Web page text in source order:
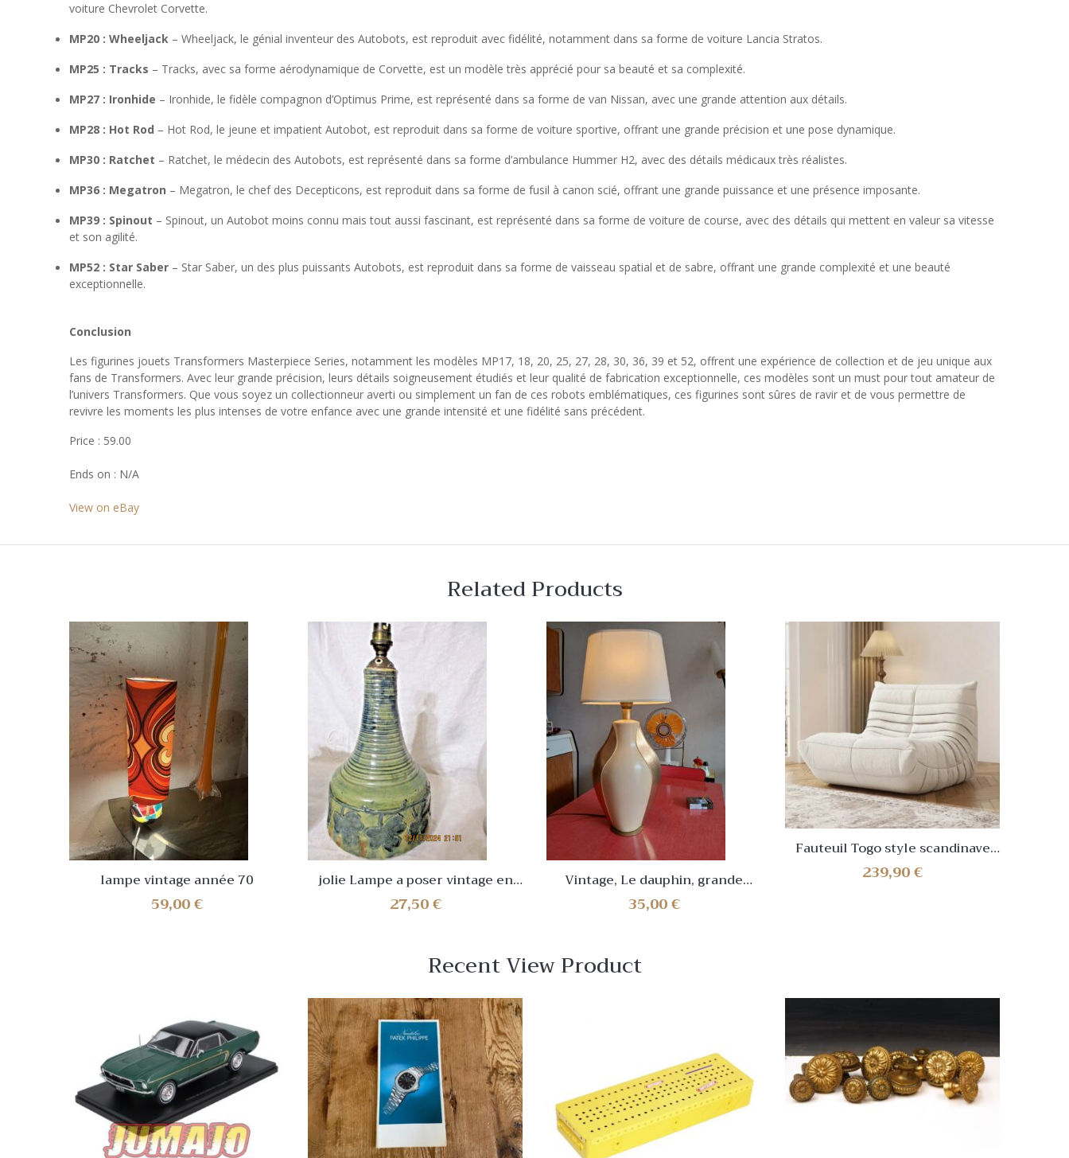
voiture Chevrolet Corvette.
MP20 : Wheeljack – Wheeljack, le génial inventeur des Autobots, est reproduit avec fidélité, notamment dans sa forme de voiture Lancia Stratos.
MP25 : Tracks – Tracks, avec sa forme aérodynamique de Corvette, est un modèle très apprécié pour sa beauté et sa complexité.
MP27 : Ironhide – Ironhide, le fidèle compagnon d’Optimus Prime, est représenté dans sa forme de van Nissan, avec une grande attention aux détails.
MP28 : Hot Rod – Hot Rod, le jeune et impatient Autobot, est reproduit dans sa forme de voiture sportive, offrant une grande précision et une pose dynamique.
MP30 : Ratchet – Ratchet, le médecin des Autobots, est représenté dans sa forme d’ambulance Hummer H2, avec des détails médicaux très réalistes.
MP36 : Megatron – Megatron, le chef des Decepticons, est reproduit dans sa forme de fusil à canon scié, offrant une grande puissance et une présence imposante.
MP39 : Spinout – Spinout, un Autobot moins connu mais tout aussi fascinant, est représenté dans sa forme de voiture de course, avec des détails qui mettent en valeur sa vitesse
et son agilité.
MP52 : Star Saber – Star Saber, un des plus puissants Autobots, est reproduit dans sa forme de vaisseau spatial et de sabre, offrant une grande complexité et une beauté
exceptionnelle.
Conclusion
Les figurines jouets Transformers Masterpiece Series, notamment les modèles MP17, 18, 20, 25, 27, 28, 30, 36, 39 et 52, offrent une expérience de collection et de jeu unique aux
fans de Transformers. Avec leur grande précision, leurs détails soigneusement étudiés et leur qualité de fabrication exceptionnelle, ces modèles sont un must pour tout amateur de
l’univers Transformers. Que vous soyez un collectionneur averti ou simplement un fan de ces robots emblématiques, ces figurines sont sûres de ravir et de vous permettre de
revivre les moments les plus intenses de votre enfance avec une grande intensité et une fidélité sans précédent.
Price : 59.00
Ends on : N/A
View on eBay
Related Products
lampe vintage année 70
59,00€
jolie Lampe a poser vintage en
céramique vernissé Acolay autre
? 1950/60
27,50€
Vintage, Le dauphin, grande
lampe fin 60 début 70, vraiment
belle, top
35,00€
Fauteuil Togo style scandinave
vintage – Blanc – NEUF✅
239,90€
Recent View Product